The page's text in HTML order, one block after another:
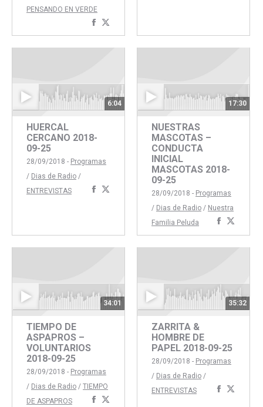
PENSANDO EN VERDE
Compartir
con
Facebook
con
Twitter
6:04
HUERCAL
CERCANO 2018-
09-25
28/09/2018 - Programas
/ Dias de Radio /
ENTREVISTAS
Compartir
17:30
NUESTRAS
MASCOTAS –
CONDUCTA
INICIAL
MASCOTAS 2018-
09-25
28/09/2018 - Programas
/ Dias de Radio / Nuestra
Familia Peluda
Compartir
concon
34:01
TIEMPO DE
ASPAPROS –
VOLUNTARIOS
2018-09-25
28/09/2018 - Programas
/ Dias de Radio / TIEMPO
DE ASPAPROS
Compartir
35:32
ZARRITA &
HOMBRE DE
PAPEL 2018-09-25
28/09/2018 - Programas
/ Dias de Radio /
ENTREVISTAS
Compartir